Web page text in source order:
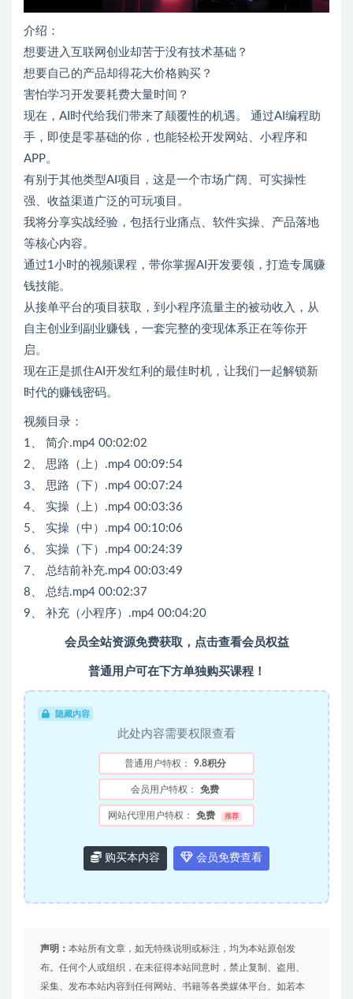
介绍：
想要进入互联网创业却苦于没有技术基础？
想要自己的产品却得花大价格购买？
害怕学习开发要耗费大量时间？
现在，AI时代给我们带来了颠覆性的机遇。 通过AI编程助
手，即使是零基础的你，也能轻松开发网站、小程序和
APP。
有别于其他类型AI项目，这是一个市场广阔、可实操性
强、收益渠道广泛的可玩项目。
我将分享实战经验，包括行业痛点、软件实操、产品落地
等核心内容。
通过1小时的视频课程，带你掌握AI开发要领，打造专属赚
钱技能。
从接单平台的项目获取，到小程序流量主的被动收入，从
自主创业到副业赚钱，一套完整的变现体系正在等你开
启。
现在正是抓住AI开发红利的最佳时机，让我们一起解锁新
时代的赚钱密码。
视频目录：
1、 简介.mp4 00:02:02
2、 思路（上）.mp4 00:09:54
3、 思路（下）.mp4 00:07:24
4、 实操（上）.mp4 00:03:36
5、 实操（中）.mp4 00:10:06
6、 实操（下）.mp4 00:24:39
7、 总结前补充.mp4 00:03:49
8、 总结.mp4 00:02:37
9、 补充（小程序）.mp4 00:04:20
会员全站资源免费获取，点击查看会员权益
普通用户可在下方单独购买课程！
隐藏内容
此处内容需要权限查看
普通用户特权： 9.8积分
会员用户特权： 免费
网站代理用户特权： 免费 推荐
购买本内容 会员免费查看
声明： 本站所有文章，如无特殊说明或标注，均为本站原创发
布。任何个人或组织，在未征得本站同意时，禁止复制、盗用、
采集、发布本站内容到任何网站、书籍等各类媒体平台。如若本